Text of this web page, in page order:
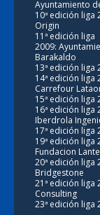
Ayuntamiento
10ª edición liga
Origin
11ª edición liga
2009:
Barakaldo
13ª edición liga
14ª edición liga
Carrefour
15ª edición liga
16ª edición liga
Iberdrola
17ª edición liga
19ª edición liga
Fundacion
20ª edición liga
Bridgestone
21ª edición liga
Consulting
23ª edición liga